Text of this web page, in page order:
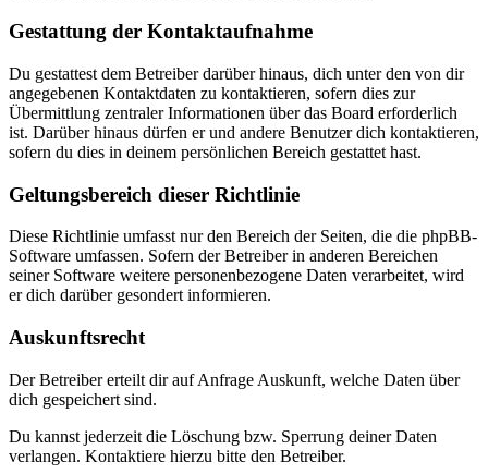
Gestattung der Kontaktaufnahme
Du gestattest dem Betreiber darüber hinaus, dich unter den von dir
angegebenen Kontaktdaten zu kontaktieren, sofern dies zur
Übermittlung zentraler Informationen über das Board erforderlich
ist. Darüber hinaus dürfen er und andere Benutzer dich kontaktieren,
sofern du dies in deinem persönlichen Bereich gestattet hast.
Geltungsbereich dieser Richtlinie
Diese Richtlinie umfasst nur den Bereich der Seiten, die die phpBB-
Software umfassen. Sofern der Betreiber in anderen Bereichen
seiner Software weitere personenbezogene Daten verarbeitet, wird
er dich darüber gesondert informieren.
Auskunftsrecht
Der Betreiber erteilt dir auf Anfrage Auskunft, welche Daten über
dich gespeichert sind.
Du kannst jederzeit die Löschung bzw. Sperrung deiner Daten
verlangen. Kontaktiere hierzu bitte den Betreiber.